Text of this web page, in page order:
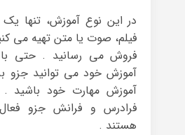
در این نوع آموزش، تنها یک
فیلم، صوت یا متن تهیه می
فروش می رسانید . حتی با
آموزش خود می توانید جزو
آموزش مهارت خود باشید
فرادرس و فرانش جزو
هستند .